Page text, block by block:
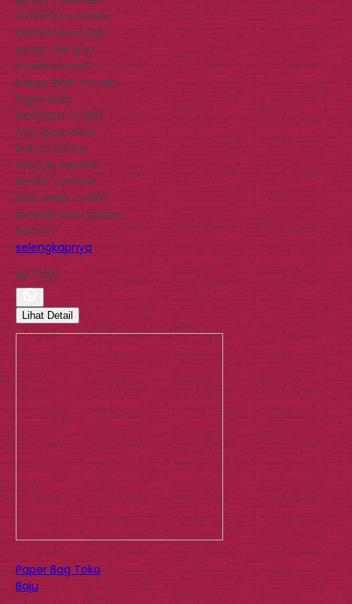
4.000/pcs. Gratis
desain! Bisa juga
pesan dengan
model potrait –
harga lebih murah.
Paper bag
landcape ini jika
menggunakan
bahan kertas
recycle seperti
kertas samson
atau kraft coklat
dicetak satu warna
hanya…
selengkapnya
Rp 7.000
Lihat Detail
Paper Bag Toko
Baju